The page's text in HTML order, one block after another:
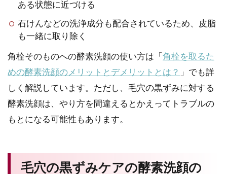
ある状態に近づける
石けんなどの洗浄成分も配合されているため、皮脂
も一緒に取り除く
角栓そのものへの酵素洗顔の使い方は「 角栓を取るた
めの酵素洗顔のメリットとデメリットとは？ 」でも詳
しく解説しています。ただし、毛穴の黒ずみに対する
酵素洗顔は、やり方を間違えるとかえってトラブルの
もとになる可能性もあります。
毛穴の黒ずみケアの酵素洗顔の